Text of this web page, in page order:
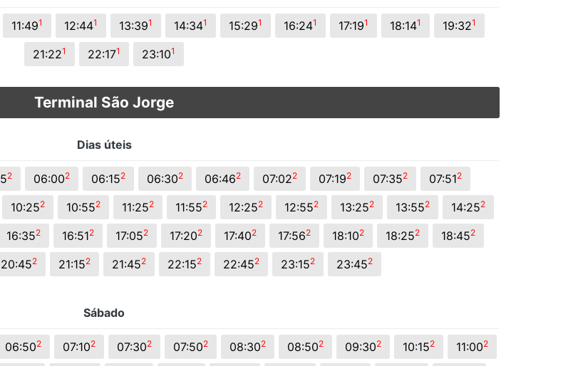
11:491 12:441 13:391 14:341 15:291 16:241 17:191 18:141 19:321
21:221 22:171 23:101
Terminal São Jorge
Dias úteis
2 06:002 06:152 06:302 06:462 07:022 07:192 07:352 07:512
10:252 10:552 11:252 11:552 12:252 12:552 13:252 13:552 14:252
16:352 16:512 17:052 17:202 17:402 17:562 18:102 18:252 18:452
20:452 21:152 21:452 22:152 22:452 23:152 23:452
Sábado
06:502 07:102 07:302 07:502 08:302 08:502 09:302 10:152 11:002